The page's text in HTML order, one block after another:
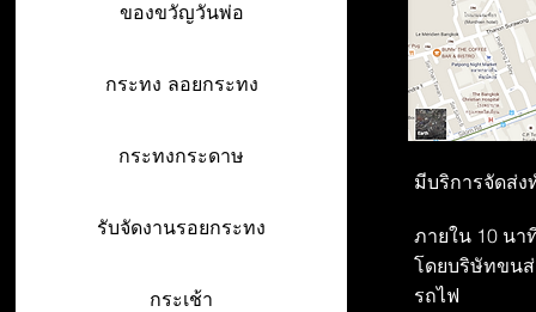
ของขวัญวันพ่อ
กระทง ลอยกระทง
กระทงกระดาษ
รับจัดงานรอยกระทง
กระเช้า
มีบริการจัดส่ง
ภายใน 10 นา
โดยบริษัทขน
รถไฟ